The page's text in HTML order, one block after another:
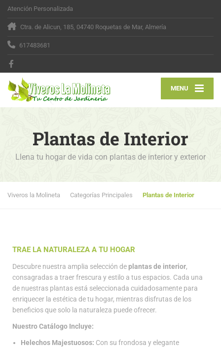
Atención Personalizada
Ctra. de Alicun, 185, 04740 Roquetas de Mar, Almería
617483681
MENU
Plantas de Interior
Llena tu hogar de vida con plantas de interior y exterior
Viveros la Molineta Categorías Principales Plantas de Interior
TRAE LA NATURALEZA A TU HOGAR
Descubre nuestra amplia selección de plantas de interior,
consagradas a traer frescura y estilo a tus espacios. Cada una
de nuestras plantas está seleccionada cuidadosamente para
enriquecer la estética de tu hogar, mientras disfrutas de los
beneficios que solo la naturaleza puede ofrecer.
Nuestro Catálogo Incluye:
Helechos Majestuosos: Con su frondosa y elegante